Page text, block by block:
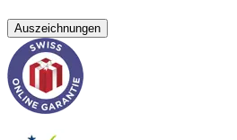
Auszeichnungen